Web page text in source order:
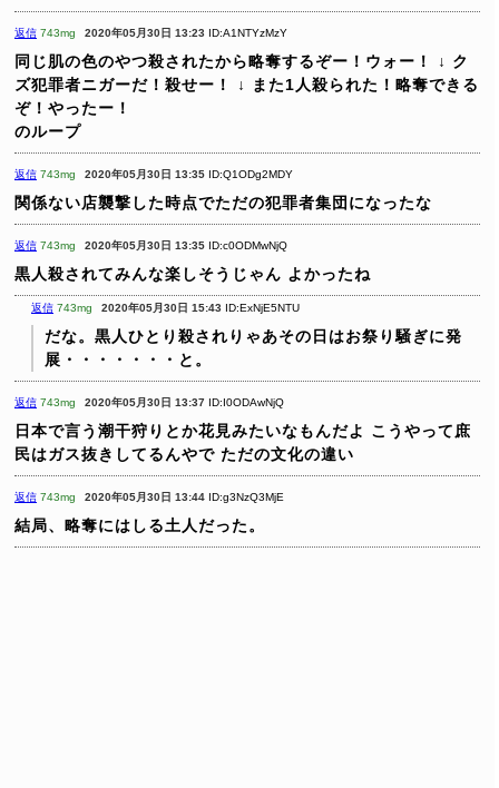
返信 743mg 2020年05月30日 13:23 ID:A1NTYzMzY
同じ肌の色のやつ殺されたから略奪するぞー！ウォー！ ↓ ク
ズ犯罪者ニガーだ！殺せー！
↓
また1人殺られた！略奪できる
ぞ！やったー！
のループ
返信 743mg 2020年05月30日 13:35 ID:Q1ODg2MDY
関係ない店襲撃した時点でただの犯罪者集団になったな
返信 743mg 2020年05月30日 13:35 ID:c0ODMwNjQ
黒人殺されてみんな楽しそうじゃん よかったね
返信 743mg 2020年05月30日 15:43 ID:ExNjE5NTU
だな。黒人ひとり殺されりゃあその日はお祭り騒ぎに発
展・・・・・・・と。
返信 743mg 2020年05月30日 13:37 ID:I0ODAwNjQ
日本で言う潮干狩りとか花見みたいなもんだよ こうやって庶
民はガス抜きしてるんやで ただの文化の違い
返信 743mg 2020年05月30日 13:44 ID:g3NzQ3MjE
結局、略奪にはしる土人だった。